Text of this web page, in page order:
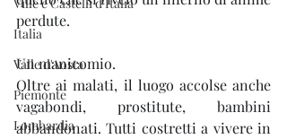
Italia
Valle d'Aosta
Piemonte
Lombardia
perdute.
Un manicomio.
Oltre ai malati, il luogo accolse anche
vagabondi, prostitute, bambini
abbandonati. Tutti costretti a vivere in